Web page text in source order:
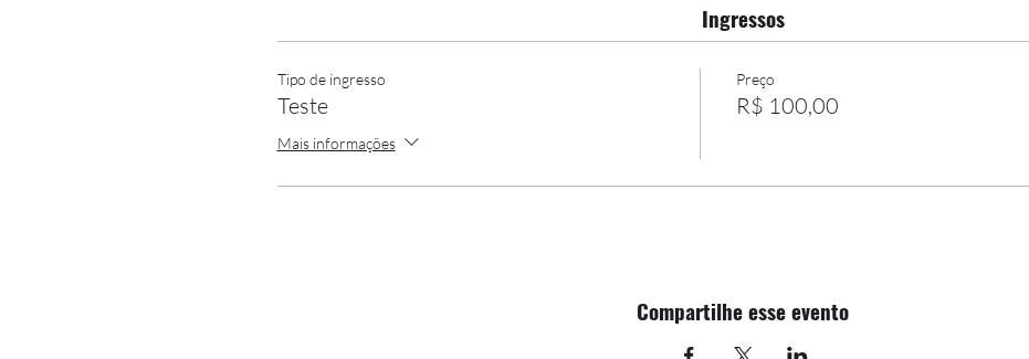
Ingressos
Tipo de ingresso
Teste
Mais informações
Preço
R$ 100,00
Compartilhe esse evento